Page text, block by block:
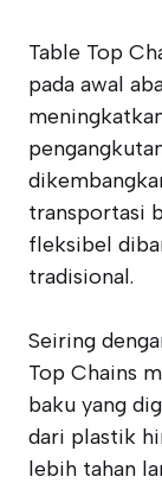
Table Top
pada awal
transportasi
fleksibel
tradisional.
Seiring
Top Chains
baku yang
dari plastik
lebih tahan